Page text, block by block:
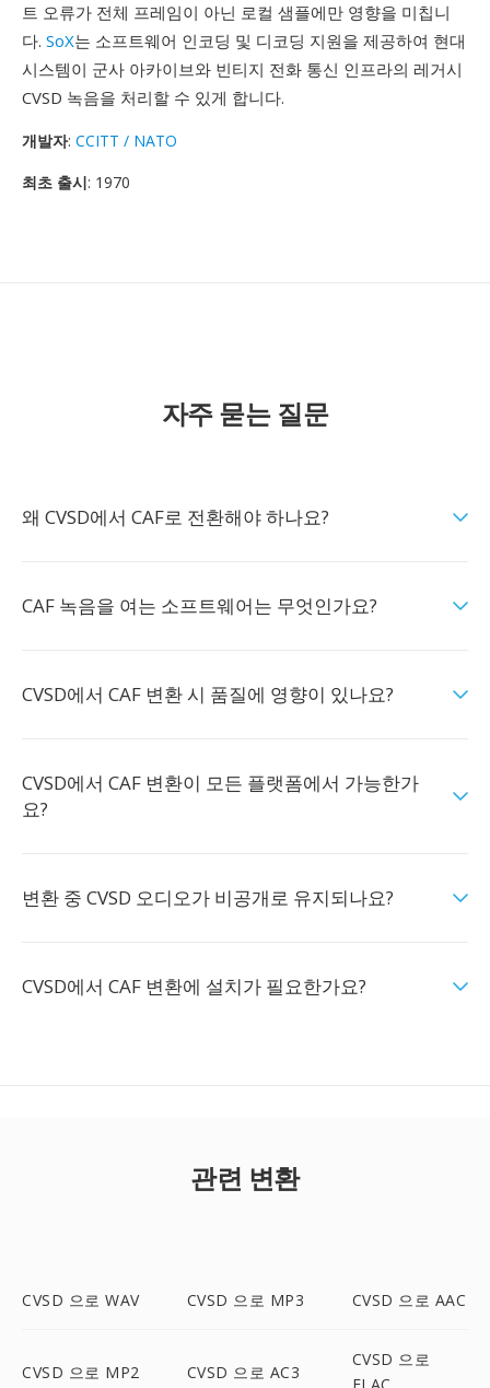
트 오류가 전체 프레임이 아닌 로컬 샘플에만 영향을 미칩니
다. SoX는 소프트웨어 인코딩 및 디코딩 지원을 제공하여 현대
시스템이 군사 아카이브와 빈티지 전화 통신 인프라의 레거시
CVSD 녹음을 처리할 수 있게 합니다.
개발자: CCITT / NATO
최초 출시: 1970
자주 묻는 질문
왜 CVSD에서 CAF로 전환해야 하나요?
CAF 녹음을 여는 소프트웨어는 무엇인가요?
CVSD에서 CAF 변환 시 품질에 영향이 있나요?
CVSD에서 CAF 변환이 모든 플랫폼에서 가능한가
요?
변환 중 CVSD 오디오가 비공개로 유지되나요?
CVSD에서 CAF 변환에 설치가 필요한가요?
관련 변환
CVSD 으로 WAV CVSD 으로 MP3 CVSD 으로 AAC
CVSD 으로 MP2 CVSD 으로 AC3
CVSD 으로